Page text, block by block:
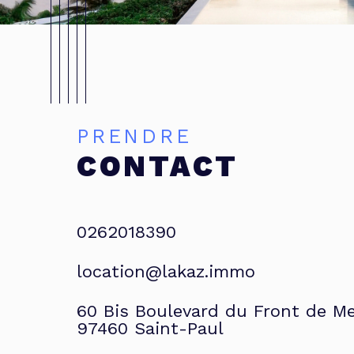
PRENDRE
CONTACT
0262018390
location@lakaz.immo
60 Bis Boulevard du Front de
97460
Saint-Paul